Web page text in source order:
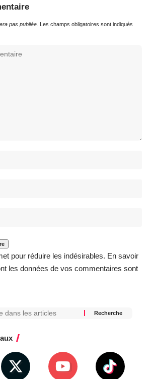
pas publiée. Les champs obligatoires sont indiqués
pour réduire les indésirables. En savoir
les données de vos commentaires sont